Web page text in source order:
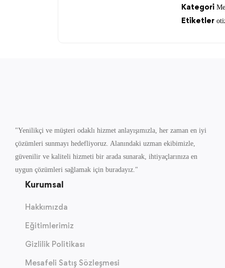
Kategori
Etiketler
"Yenilikçi ve müşteri odaklı hizmet anlayışımızla, her zaman en iyi
çözümleri sunmayı hedefliyoruz. Alanındaki uzman ekibimizle,
güvenilir ve kaliteli hizmeti bir arada sunarak, ihtiyaçlarınıza en
uygun çözümleri sağlamak için buradayız."
Kurumsal
Hakkımızda
Eğitimlerimiz
Gizlilik Politikası
Mesafeli Satış Sözleşmesi